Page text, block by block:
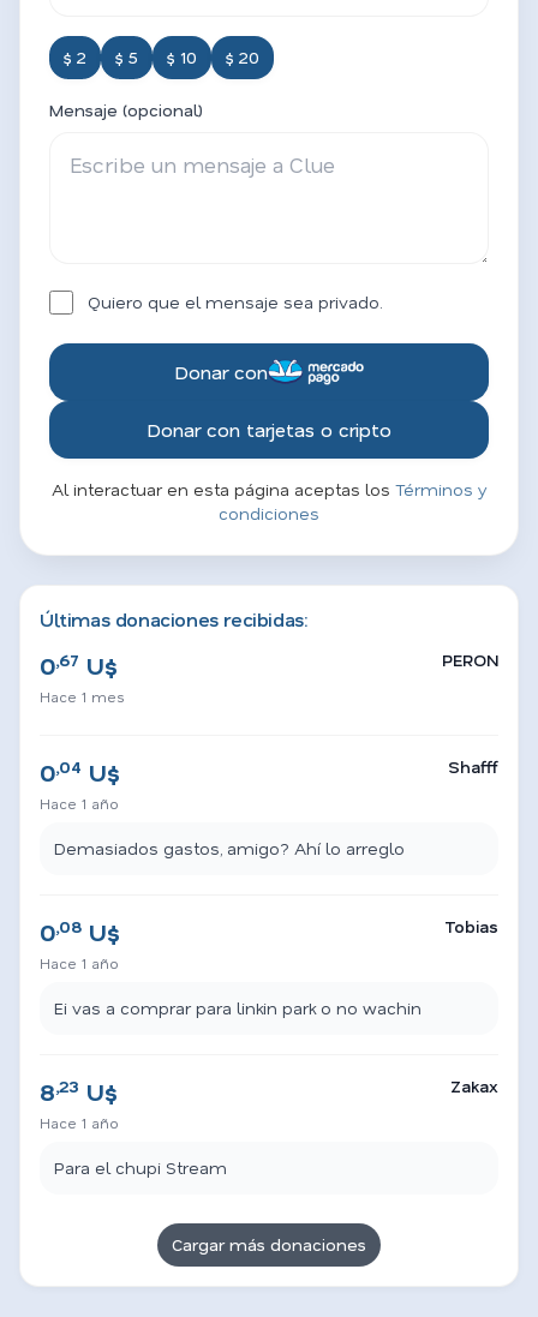
$ 2 $ 5 $ 10 $ 20
Mensaje (opcional)
Quiero que el mensaje sea privado.
Donar con
Donar con tarjetas o cripto
Al interactuar en esta página aceptas los Términos y
condiciones
Últimas donaciones recibidas:
0,67 U$
Hace 1 mes
PERON
0,04 U$
Hace 1 año
Shafff
Demasiados gastos, amigo? Ahí lo arreglo
0,08 U$
Hace 1 año
Tobias
Ei vas a comprar para linkin park o no wachin
8,23 U$
Hace 1 año
Zakax
Para el chupi Stream
Cargar más donaciones